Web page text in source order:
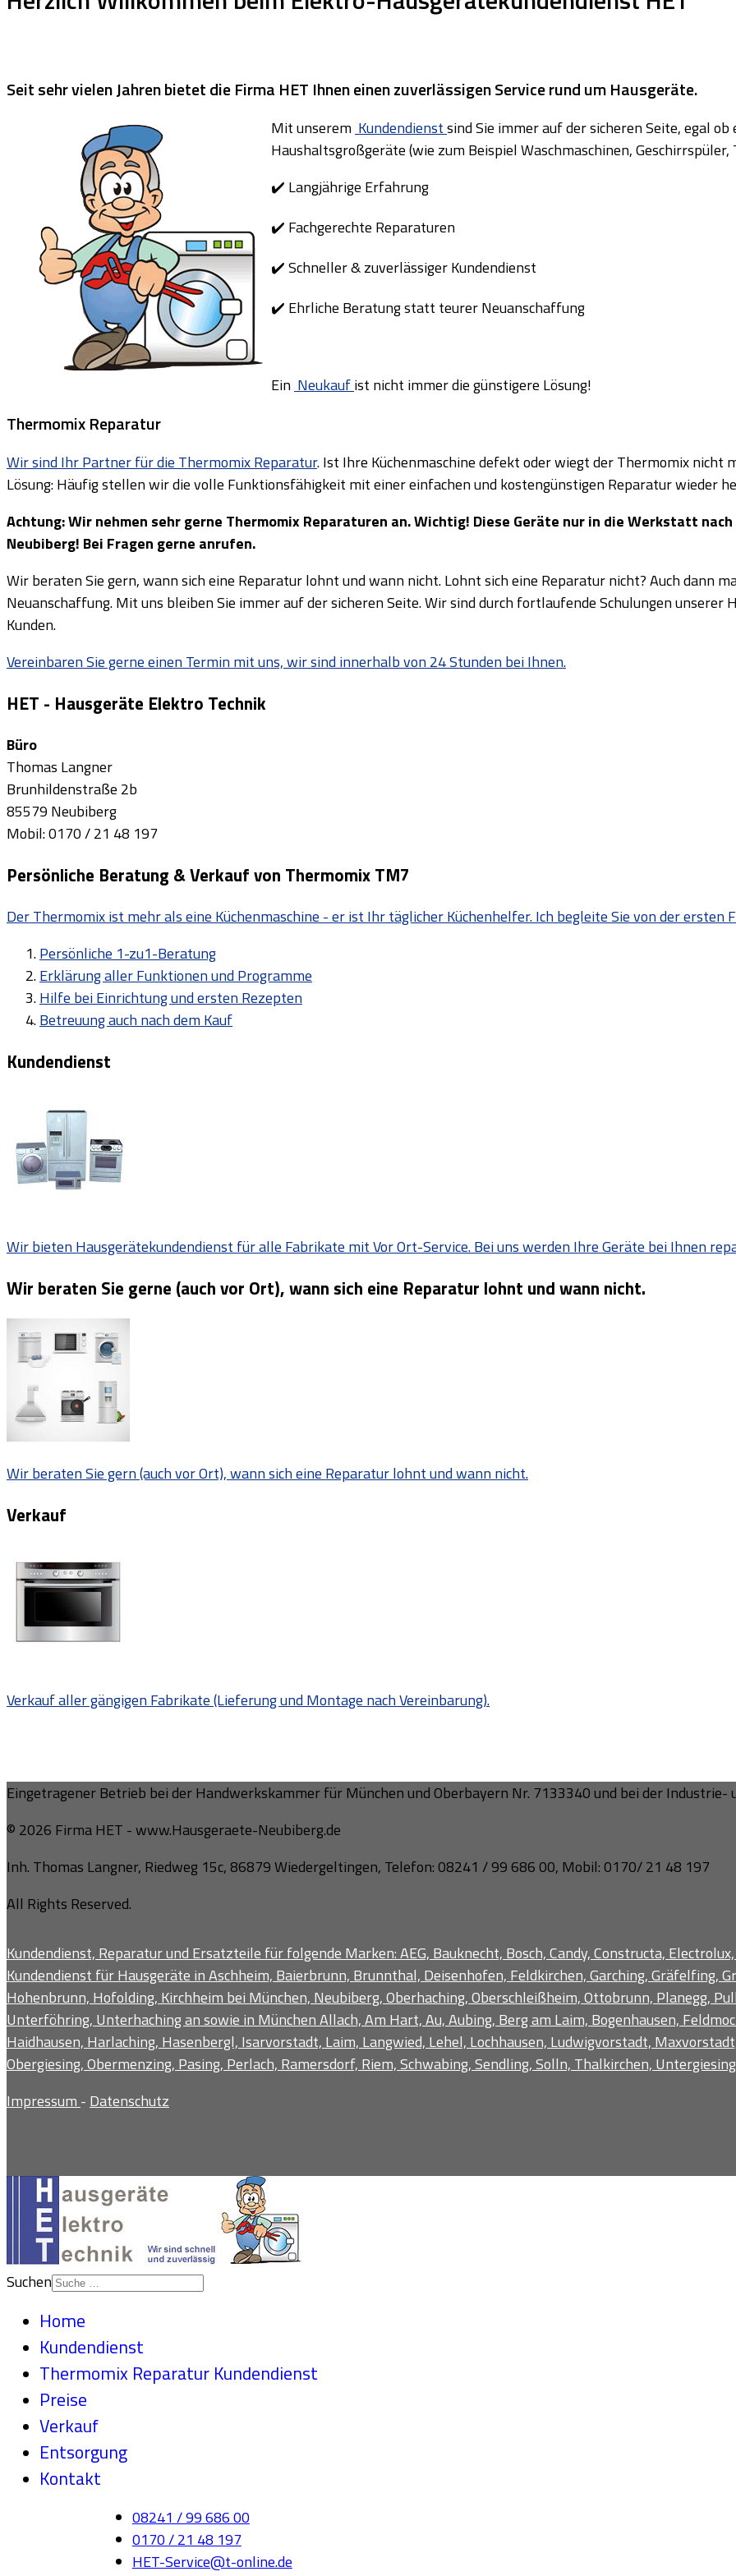
Seit sehr vielen Jahren bietet die Firma HET Ihnen einen zuverlässigen Service rund um Hausgeräte.
Mit unserem Kundendienstsind Sie immer auf der sicheren Seite, egal ob
Haushaltsgroßgeräte (wie zum Beispiel Waschmaschinen,
✔️ Langjährige Erfahrung
✔️ Fachgerechte Reparaturen
✔️ Schneller & zuverlässiger Kundendienst
✔️ Ehrliche Beratung statt teurer Neuanschaffung
Ein Neukaufist nicht immer die günstigere Lösung!
Thermomix Reparatur
Wir sind Ihr Partner für die Thermomix Reparatur. Ist Ihre Küchenmaschine defekt oder wiegt der Thermomix
Lösung: Häufig stellen wir die volle Funktionsfähigkeit mit einer einfachen und kostengünstigen Reparatur wieder
Achtung: Wir nehmen sehr gerne Thermomix Reparaturen an. Wichtig! Diese Geräte nur in die Werkstatt
Neubiberg! Bei Fragen gerne anrufen.
Wir beraten Sie gern, wann sich eine Reparatur lohnt und wann nicht. Lohnt sich eine Reparatur nicht? Auch dann
Neuanschaffung. Mit uns bleiben Sie immer auf der sicheren Seite. Wir sind durch fortlaufende Schulungen
Kunden.
Vereinbaren Sie gerne einen Termin mit uns, wir sind innerhalb von 24 Stunden bei Ihnen.
HET - Hausgeräte Elektro Technik
Büro
Thomas Langner
Brunhildenstraße 2b
85579 Neubiberg
Mobil: 0170 / 21 48 197
Persönliche Beratung & Verkauf von Thermomix TM7
Der Thermomix ist mehr als eine Küchenmaschine - er ist Ihr täglicher Küchenhelfer. Ich begleite Sie von der ersten
Persönliche 1-zu1-Beratung
Erklärung aller Funktionen und Programme
Hilfe bei Einrichtung und ersten Rezepten
Betreuung auch nach dem Kauf
Kundendienst
Wir bieten Hausgerätekundendienst für alle Fabrikate mit Vor Ort-Service. Bei uns werden Ihre Geräte bei Ihnen
Wir beraten Sie gerne (auch vor Ort), wann sich eine Reparatur lohnt und wann nicht.
Wir beraten Sie gern (auch vor Ort), wann sich eine Reparatur lohnt und wann nicht.
Verkauf
Verkauf aller gängigen Fabrikate (Lieferung und Montage nach Vereinbarung).
Eingetragener Betrieb bei der Handwerkskammer für München und Oberbayern Nr. 7133340 und bei der Industrie-
© 2026 Firma HET - www.Hausgeraete-Neubiberg.de
Inh. Thomas Langner, Riedweg 15c, 86879 Wiedergeltingen, Telefon: 08241 / 99 686 00, Mobil: 0170/ 21 48 197
All Rights Reserved.
Kundendienst, Reparatur und Ersatzteile für folgende Marken: AEG, Bauknecht, Bosch, Candy, Constructa,
Kundendienst für Hausgeräte in Aschheim, Baierbrunn, Brunnthal, Deisenhofen, Feldkirchen, Garching, Gräfelfing,
Hohenbrunn, Hofolding, Kirchheim bei München, Neubiberg, Oberhaching, Oberschleißheim, Ottobrunn, Planegg,
Unterföhring, Unterhaching an sowie in München Allach, Am Hart, Au, Aubing, Berg am Laim, Bogenhausen,
Haidhausen, Harlaching, Hasenbergl, Isarvorstadt, Laim, Langwied, Lehel, Lochhausen, Ludwigvorstadt,
Obergiesing, Obermenzing, Pasing, Perlach, Ramersdorf, Riem, Schwabing, Sendling, Solln, Thalkirchen,
Impressum - Datenschutz
Suchen
Home
Kundendienst
Thermomix Reparatur Kundendienst
Preise
Verkauf
Entsorgung
Kontakt
08241 / 99 686 00
0170 / 21 48 197
HET-Service@t-online.de